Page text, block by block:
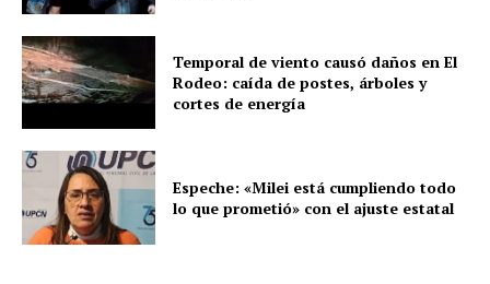
Temporal de viento causó daños en El
Rodeo: caída de postes, árboles y
cortes de energía
Espeche: «Milei está cumpliendo todo
lo que prometió» con el ajuste estatal